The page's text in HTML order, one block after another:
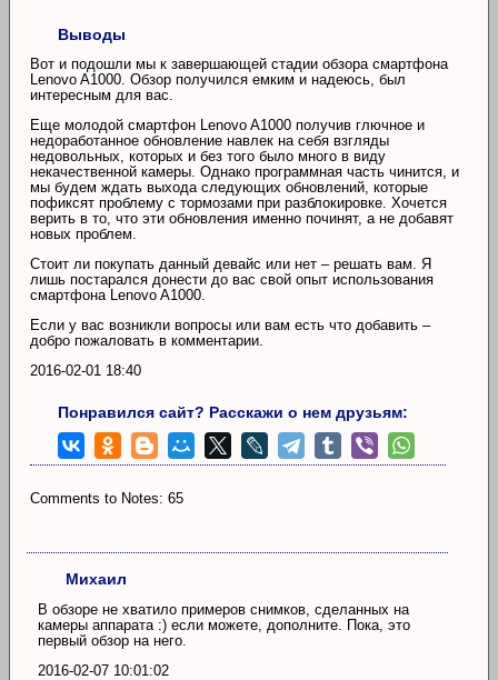
Выводы
Вот и подошли мы к завершающей стадии обзора смартфона
Lenovo A1000. Обзор получился емким и надеюсь, был
интересным для вас.
Еще молодой смартфон Lenovo A1000 получив глючное и
недоработанное обновление навлек на себя взгляды
недовольных, которых и без того было много в виду
некачественной камеры. Однако программная часть чинится, и
мы будем ждать выхода следующих обновлений, которые
пофиксят проблему с тормозами при разблокировке. Хочется
верить в то, что эти обновления именно починят, а не добавят
новых проблем.
Стоит ли покупать данный девайс или нет – решать вам. Я
лишь постарался донести до вас свой опыт использования
смартфона Lenovo A1000.
Если у вас возникли вопросы или вам есть что добавить –
добро пожаловать в комментарии.
2016-02-01 18:40
Понравился сайт? Расскажи о нем друзьям:
Comments to Notes: 65
Михаил
В обзоре не хватило примеров снимков, сделанных на
камеры аппарата :) если можете, дополните. Пока, это
первый обзор на него.
2016-02-07 10:01:02